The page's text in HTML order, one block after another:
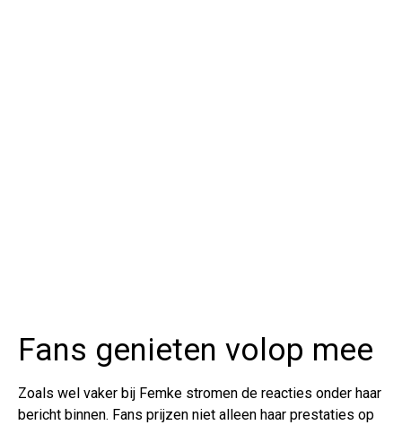
Fans genieten volop mee
Zoals wel vaker bij Femke stromen de reacties onder haar
bericht binnen. Fans prijzen niet alleen haar prestaties op